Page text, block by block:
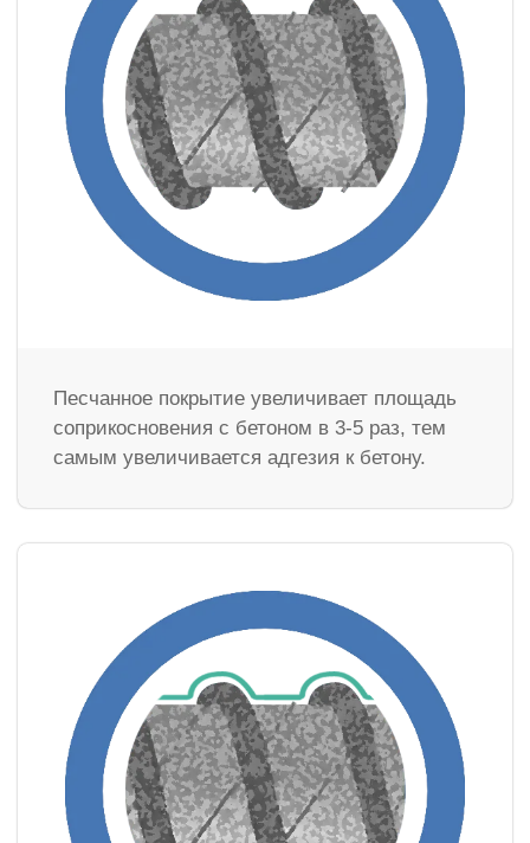
Песчанное покрытие увеличивает площадь
соприкосновения с бетоном в 3-5 раз, тем
самым увеличивается адгезия к бетону.